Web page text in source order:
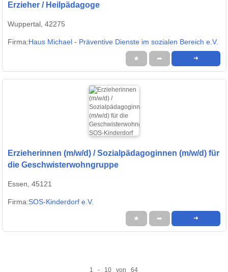
Erzieher / Heilpädagoge
Wuppertal, 42275
Firma:Haus Michael - Präventive Dienste im sozialen Bereich e.V.
★ ➦ ➜
Erzieherinnen (m/w/d) / Sozialpädagoginnen (m/w/d) für
die Geschwisterwohngruppe
Essen, 45121
Firma:SOS-Kinderdorf e.V.
★ ➦ ➜
1 - 10 von 64